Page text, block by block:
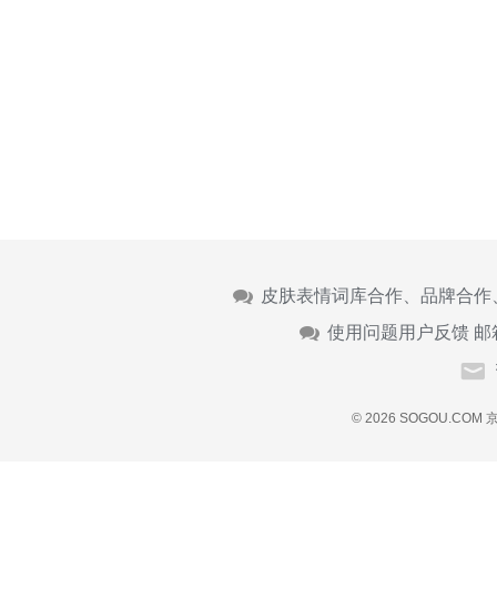
皮肤表情词库合作、品牌合
使用问题用户反馈 邮
© 2026 SOGOU.COM